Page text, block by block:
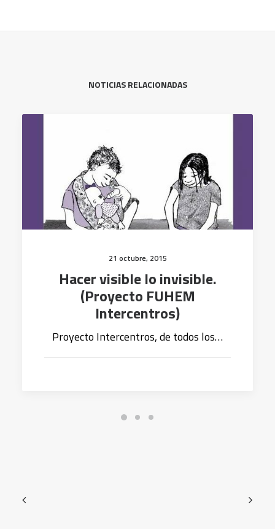
NOTICIAS RELACIONADAS
21 octubre, 2015
Hacer visible lo invisible.
(Proyecto FUHEM
Intercentros)
Proyecto Intercentros, de todos los…